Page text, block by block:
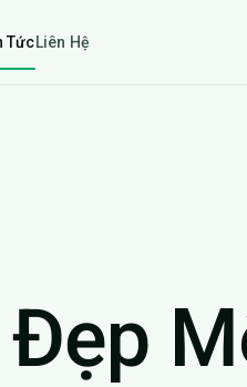
TứcLiên Hệ